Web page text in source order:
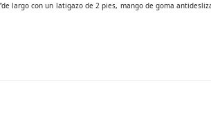
largo con un latigazo de 2 pies, mango de goma